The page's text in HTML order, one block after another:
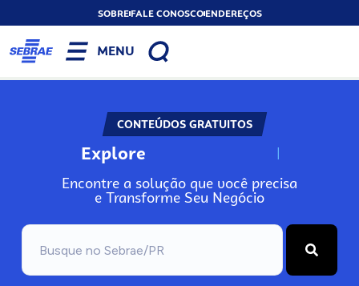
SOBREFALE CONOSCOENDEREÇOS
MENU
CONTEÚDOS GRATUITOS
Explore N
Encontre a solução que você precisa
e Transforme Seu Negócio